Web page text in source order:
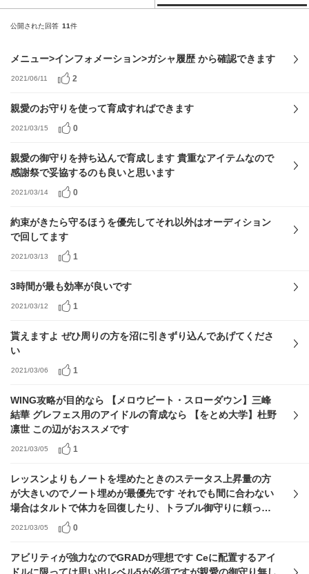
公開された回答 11件
メニュー>インフォメーション>ガシャ履歴 から確認できます
2021/06/11 2
親愛のお守りを使って育成すればできます
2021/03/15 0
親愛の御守りを持ち込んで育成します 貴重なアイテムなので
感謝祭で妥協するのも良いと思います
2021/03/14 0
約束がきたら守るほうを優先してそれ以外はオーディション
で回してます
2021/03/13 1
3時間が最も効率が良いです
2021/03/12 1
貰えますよ ぜひ周りの方を沼に引きずり込んであげてくださ
い
2021/03/06 1
WING攻略が目的なら 【メロウビート・スローダウン】三峰
結華 グレフェス用のアイドルの育成なら 【をとめ大学】杜野
凛世 この辺がおススメです
2021/03/05 1
レッスンよりもノートを埋めたときのステータス上昇量の方
が大きいのでノート埋めが最優先です それでも間に合わない
場合はタルトで体力を回復したり、トラブル御守りに頼って
強引に動くと良いと思います
2021/03/05 0
アビリティが強力なのでGRADが理想です Ceに配置するアイ